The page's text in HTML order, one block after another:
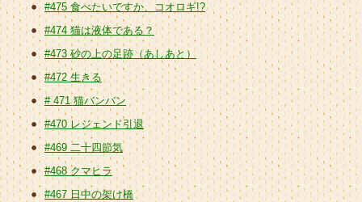
#475 食べたいですか、コオロギ!?
#474 猫は液体である？
#473 砂の上の足跡（あしあと）
#472 生きる
# 471 猫バンバン
#470 レジェンド引退
#469 二十四節気
#468 クマヒラ
#467 日中の架け橋